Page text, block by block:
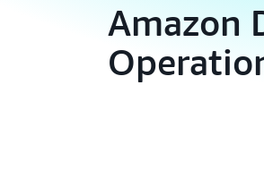
Amazon